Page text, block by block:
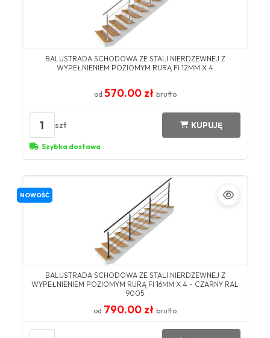
BALUSTRADA SCHODOWA ZE STALI NIERDZEWNEJ Z
WYPEŁNIENIEM POZIOMYM RURĄ FI 12MM X 4
od 570.00 zł brutto
1 szt KUPUJĘ
Szybka dostawa
NOWOŚĆ
BALUSTRADA SCHODOWA ZE STALI NIERDZEWNEJ Z
WYPEŁNIENIEM POZIOMYM RURĄ FI 16MM X 4 - CZARNY RAL
9005
od 790.00 zł brutto